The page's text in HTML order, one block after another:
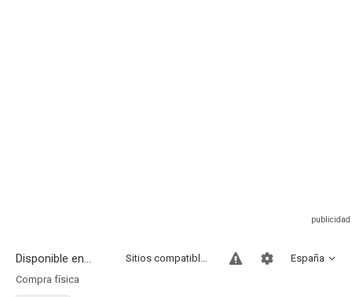
Disponible en... España
Sitios compatibles
Compra física